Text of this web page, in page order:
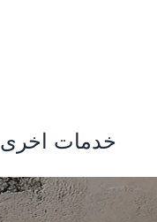
خدمات اخرى